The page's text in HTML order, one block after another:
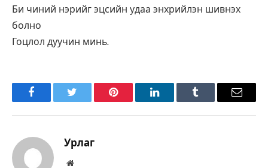
Би чиний нэрийг эцсийн удаа энхрийлэн шивнэх
болно
Гоцлол дуучин минь.
FacebookTwitter Pinterest LinkedInTumblr Имэйл
Урлаг
Вэбсайт